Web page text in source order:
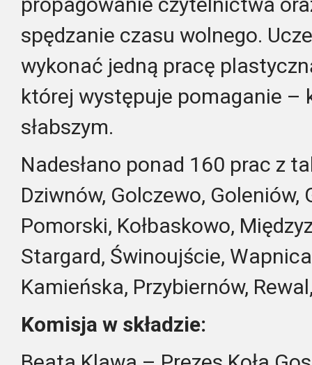
spędzanie czasu wolnego.
wykonać jedną pracę
której występuje pomaganie –
słabszym.
Nadesłano ponad 160 prac z
Dziwnów, Golczewo, Goleniów,
Pomorski, Kołbaskowo,
Stargard, Świnoujście,
Kamieńska, Przybiernów,
Komisja w składzie: